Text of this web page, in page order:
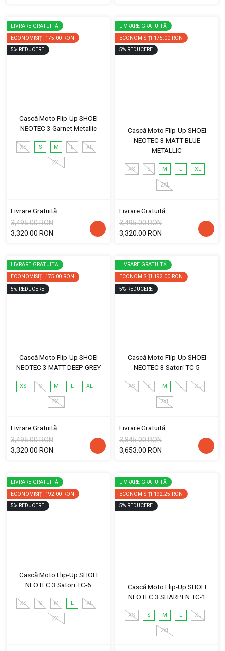
LIVRARE GRATUITĂ
ECONOMISIȚI 175.00 RON
5% REDUCERE
Cască Moto Flip-Up SHOEI
NEOTEC 3 Garnet Metallic
XS S M L XL
2XL
Livrare Gratuită
3,495.00 RON
3,320.00 RON
LIVRARE GRATUITĂ
ECONOMISIȚI 175.00 RON
5% REDUCERE
Cască Moto Flip-Up SHOEI
NEOTEC 3 MATT BLUE
METALLIC
XS S M L XL
2XL
Livrare Gratuită
3,495.00 RON
3,320.00 RON
LIVRARE GRATUITĂ
ECONOMISIȚI 175.00 RON
5% REDUCERE
Cască Moto Flip-Up SHOEI
NEOTEC 3 MATT DEEP GREY
XS S M L XL
2XL
Livrare Gratuită
3,495.00 RON
3,320.00 RON
LIVRARE GRATUITĂ
ECONOMISIȚI 192.00 RON
5% REDUCERE
Cască Moto Flip-Up SHOEI
NEOTEC 3 Satori TC-5
XS S M L XL
2XL
Livrare Gratuită
3,845.00 RON
3,653.00 RON
LIVRARE GRATUITĂ
ECONOMISIȚI 192.00 RON
5% REDUCERE
Cască Moto Flip-Up SHOEI
NEOTEC 3 Satori TC-6
XS S M L XL
2XL
LIVRARE GRATUITĂ
ECONOMISIȚI 192.25 RON
5% REDUCERE
Cască Moto Flip-Up SHOEI
NEOTEC 3 SHARPEN TC-1
XS S M L XL
2XL